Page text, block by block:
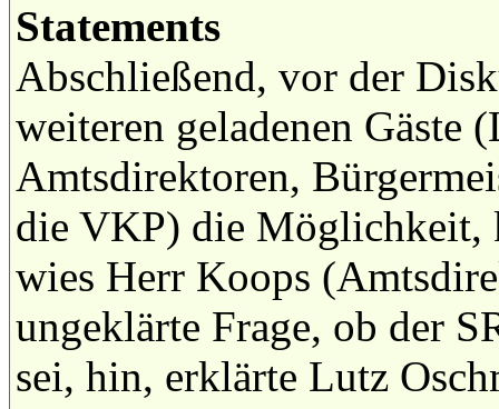
Statements
Abschließend, vor der
weiteren geladenen Gäste
Amtsdirektoren,
die VKP) die Möglichkeit,
wies Herr Koops
ungeklärte Frage, ob der
sei, hin, erklärte Lutz